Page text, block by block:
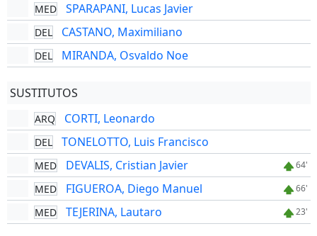
MED SPARAPANI, Lucas Javier
DEL CASTANO, Maximiliano
DEL MIRANDA, Osvaldo Noe
SUSTITUTOS
ARQ CORTI, Leonardo
DEL TONELOTTO, Luis Francisco
MED DEVALIS, Cristian Javier 64'
MED FIGUEROA, Diego Manuel 66'
MED TEJERINA, Lautaro 23'